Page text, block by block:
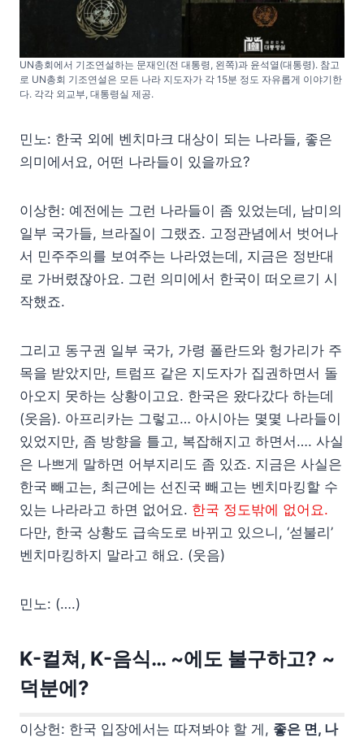
UN총회에서 기조연설하는 문재인(전 대통령, 왼쪽)과 윤석열(대통령). 참고
로 UN총회 기조연설은 모든 나라 지도자가 각 15분 정도 자유롭게 이야기한
다. 각각 외교부, 대통령실 제공.
민노: 한국 외에 벤치마크 대상이 되는 나라들, 좋은
의미에서요, 어떤 나라들이 있을까요?
이상헌: 예전에는 그런 나라들이 좀 있었는데, 남미의
일부 국가들, 브라질이 그랬죠. 고정관념에서 벗어나
서 민주주의를 보여주는 나라였는데, 지금은 정반대
로 가버렸잖아요. 그런 의미에서 한국이 떠오르기 시
작했죠.
그리고 동구권 일부 국가, 가령 폴란드와 헝가리가 주
목을 받았지만, 트럼프 같은 지도자가 집권하면서 돌
아오지 못하는 상황이고요. 한국은 왔다갔다 하는데
(웃음). 아프리카는 그렇고… 아시아는 몇몇 나라들이
있었지만, 좀 방향을 틀고, 복잡해지고 하면서…. 사실
은 나쁘게 말하면 어부지리도 좀 있죠. 지금은 사실은
한국 빼고는, 최근에는 선진국 빼고는 벤치마킹할 수
있는 나라라고 하면 없어요. 한국 정도밖에 없어요.
다만, 한국 상황도 급속도로 바뀌고 있으니, ‘섣불리’
벤치마킹하지 말라고 해요. (웃음)
민노: (….)
K-컬쳐, K-음식… ~에도 불구하고? ~
덕분에?
이상헌: 한국 입장에서는 따져봐야 할 게, 좋은 면, 나